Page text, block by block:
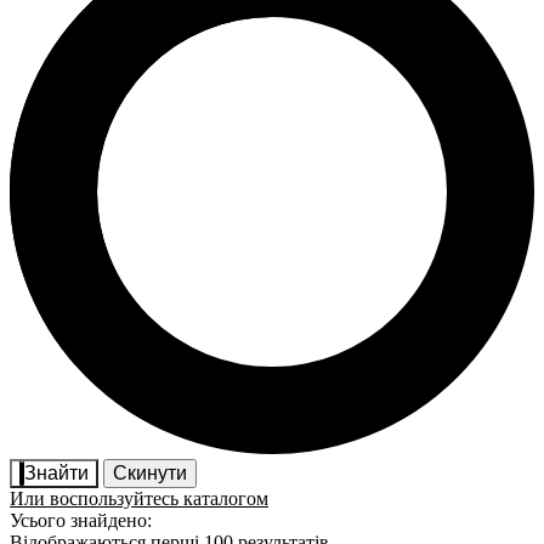
Знайти
Скинути
Или воспользуйтесь каталогом
Усього знайдено: